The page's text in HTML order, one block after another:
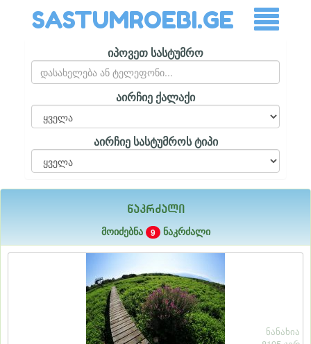
SASTUMROEBI.GE
იპოვეთ სასტუმრო
აირჩიე ქალაქი
აირჩიე სასტუმროს ტიპი
ნაკრძალი
მოიძებნა 9 ნაკრძალი
ნანახია